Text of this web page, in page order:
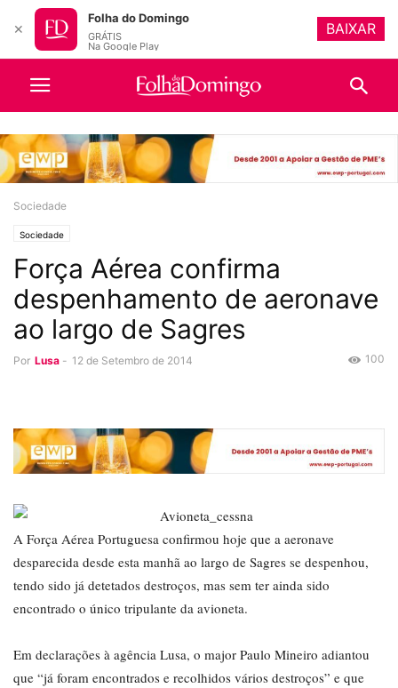
Sociedade
Sociedade
Força Aérea confirma
despenhamento de aeronave
ao largo de Sagres
Por Lusa - 12 de Setembro de 2014 100
A Força Aérea Portuguesa confirmou hoje que a aeronave
desparecida desde esta manhã ao largo de Sagres se despenhou,
tendo sido já detetados destroços, mas sem ter ainda sido
encontrado o único tripulante da avioneta.
Em declarações à agência Lusa, o major Paulo Mineiro adiantou
que “já foram encontrados e recolhidos vários destroços” e que
✕
Folha do Domingo
GRÁTIS
Na Google Play
BAIXAR